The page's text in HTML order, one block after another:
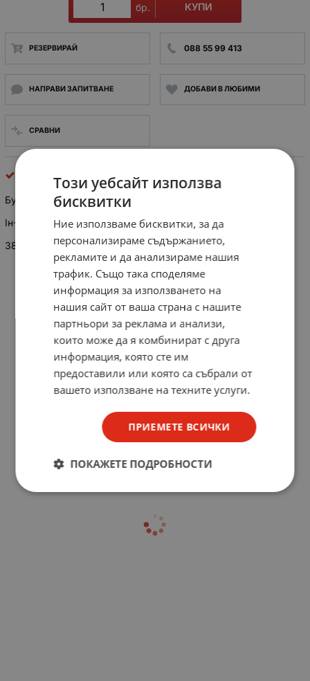
бр. КУПИ
РЕЗЕРВИРАЙ 088 55 99 413
НАПРАВИ ЗАПИТВАНЕ ДОБАВИ В ЛЮБИМИ
СРАВНИ
Бутон кнопка ВТ334
Iн~1,25А
Iн=0,25А
380V 50Hz IP54 БДС7695-74
Този уебсайт използва
бисквитки
Ние използваме бисквитки, за да
персонализираме съдържанието,
рекламите и да анализираме нашия
трафик. Също така споделяме
информация за използването на
нашия сайт от ваша страна с нашите
партньори за реклама и анализи,
които може да я комбинират с друга
информация, която сте им
предоставили или която са събрали от
вашето използване на техните услуги.
ПРИЕМЕТЕ ВСИЧКИ
ПОКАЖЕТЕ ПОДРОБНОСТИ